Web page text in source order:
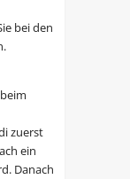
bei den
zuerst
ein
Danach